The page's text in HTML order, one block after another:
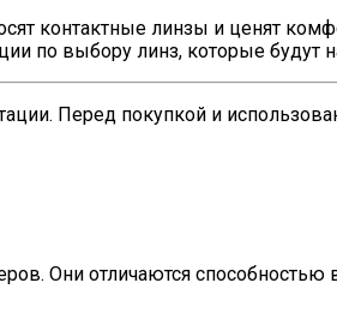
контактные линзы и ценят
по выбору линз, которые будут
Перед покупкой и
Они отличаются способностью